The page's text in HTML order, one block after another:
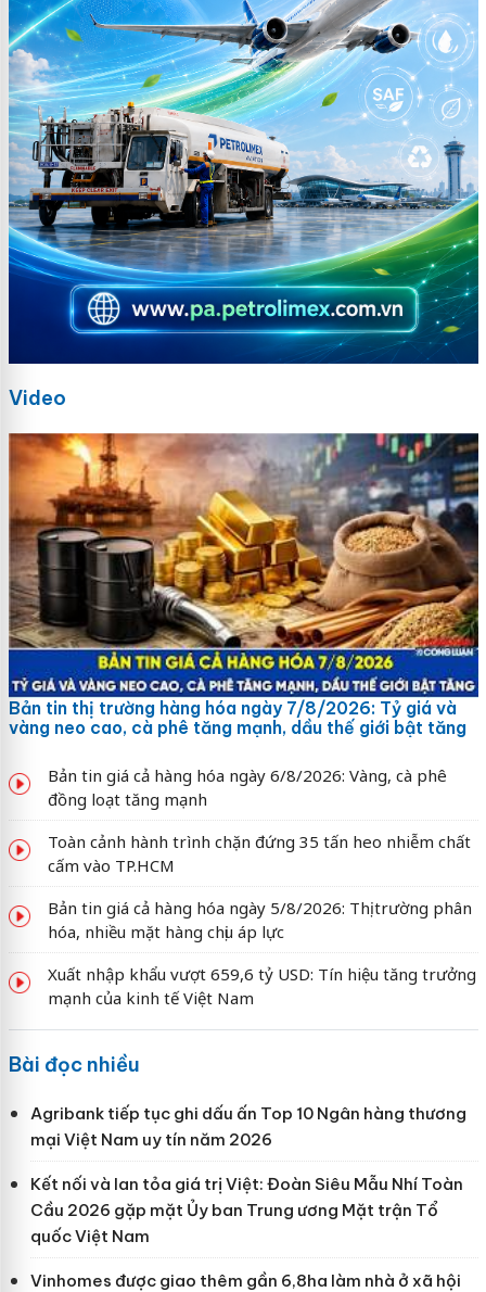
Video
Bản tin thị trường hàng hóa ngày 7/8/2026: Tỷ giá và
vàng neo cao, cà phê tăng mạnh, dầu thế giới bật tăng
Bản tin giá cả hàng hóa ngày 6/8/2026: Vàng, cà phê
đồng loạt tăng mạnh
Toàn cảnh hành trình chặn đứng 35 tấn heo nhiễm chất
cấm vào TP.HCM
Bản tin giá cả hàng hóa ngày 5/8/2026: Thị trường phân
hóa, nhiều mặt hàng chịu áp lực
Xuất nhập khẩu vượt 659,6 tỷ USD: Tín hiệu tăng trưởng
mạnh của kinh tế Việt Nam
Bài đọc nhiều
Agribank tiếp tục ghi dấu ấn Top 10 Ngân hàng thương
mại Việt Nam uy tín năm 2026
Kết nối và lan tỏa giá trị Việt: Đoàn Siêu Mẫu Nhí Toàn
Cầu 2026 gặp mặt Ủy ban Trung ương Mặt trận Tổ
quốc Việt Nam
Vinhomes được giao thêm gần 6,8ha làm nhà ở xã hội